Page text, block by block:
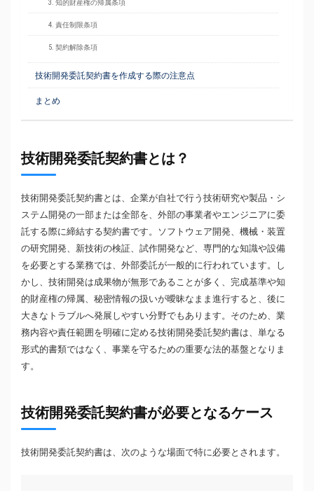
3. 知的財産権の帰属条項
4. 責任制限条項
5. 契約解除条項
技術開発委託契約書を作成する際の注意点
まとめ
技術開発委託契約書とは？
技術開発委託契約書とは、企業が自社で行う技術研究や製品・シ
ステム開発の一部または全部を、外部の事業者やエンジニアに委
託する際に締結する契約書です。ソフトウェア開発、機械・装置
の研究開発、新技術の検証、試作開発など、専門的な知識や設備
を必要とする業務では、外部委託が一般的に行われています。し
かし、技術開発は成果物が無形であることが多く、完成基準や知
的財産権の帰属、秘密情報の扱いが曖昧なまま進行すると、後に
大きなトラブルへ発展しやすい分野でもあります。そのため、業
務内容や責任範囲を明確に定める技術開発委託契約書は、単なる
形式的書類ではなく、事業を守るための重要な法的基盤となりま
す。
技術開発委託契約書が必要となるケース
技術開発委託契約書は、次のような場面で特に必要とされます。